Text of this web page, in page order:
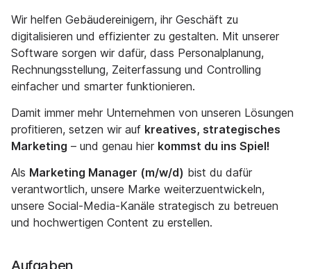
Wir helfen Gebäudereinigern, ihr Geschäft zu
digitalisieren und effizienter zu gestalten. Mit unserer
Software sorgen wir dafür, dass Personalplanung,
Rechnungsstellung, Zeiterfassung und Controlling
einfacher und smarter funktionieren.
Damit immer mehr Unternehmen von unseren Lösungen
profitieren, setzen wir auf kreatives, strategisches
Marketing – und genau hier kommst du ins Spiel!
Als Marketing Manager (m/w/d) bist du dafür
verantwortlich, unsere Marke weiterzuentwickeln,
unsere Social-Media-Kanäle strategisch zu betreuen
und hochwertigen Content zu erstellen.
Aufgaben